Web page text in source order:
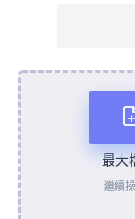
最大
繼續